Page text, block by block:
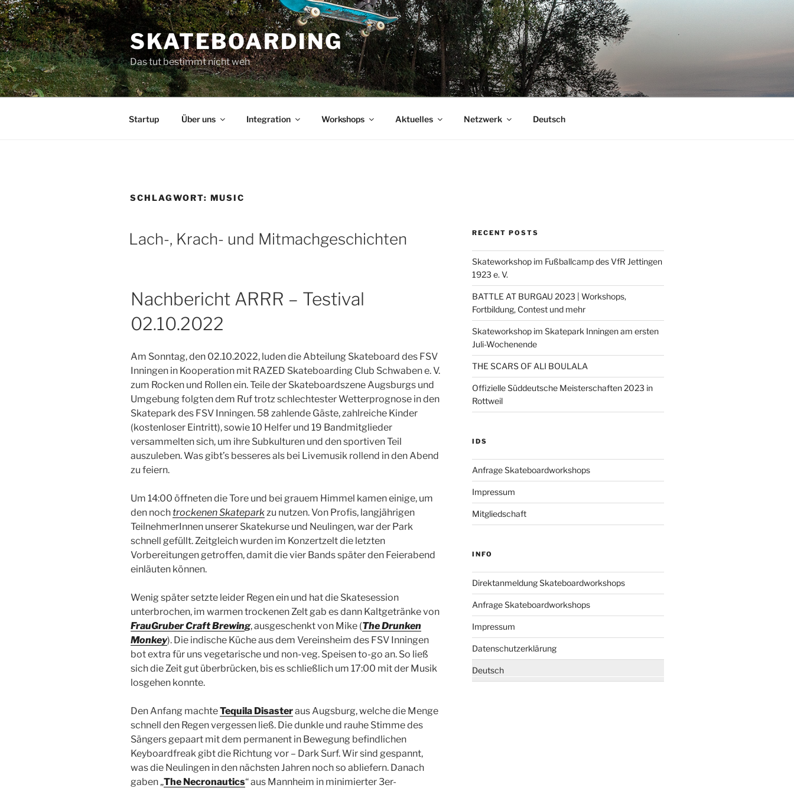
Zum
Inhalt
springen
SKATEBOARDING
Das tut bestimmt nicht weh
Startup Über uns Integration Workshops Aktuelles Netzwerk Deutsch
SCHLAGWORT: MUSIC
Lach-, Krach- und Mitmachgeschichten
Nachbericht ARRR – Testival
02.10.2022
Am Sonntag, den 02.10.2022, luden die Abteilung Skateboard des FSV
Inningen in Kooperation mit RAZED Skateboarding Club Schwaben e. V.
zum Rocken und Rollen ein. Teile der Skateboardszene Augsburgs und
Umgebung folgten dem Ruf trotz schlechtester Wetterprognose in den
Skatepark des FSV Inningen. 58 zahlende Gäste, zahlreiche Kinder
(kostenloser Eintritt), sowie 10 Helfer und 19 Bandmitglieder
versammelten sich, um ihre Subkulturen und den sportiven Teil
auszuleben. Was gibt’s besseres als bei Livemusik rollend in den Abend
zu feiern.
Um 14:00 öffneten die Tore und bei grauem Himmel kamen einige, um
den noch trockenen Skateparkzu nutzen. Von Profis, langjährigen
TeilnehmerInnen unserer Skatekurse und Neulingen, war der Park
schnell gefüllt. Zeitgleich wurden im Konzertzelt die letzten
Vorbereitungen getroffen, damit die vier Bands später den Feierabend
einläuten können.
Wenig später setzte leider Regen ein und hat die Skatesession
unterbrochen, im warmen trockenen Zelt gab es dann Kaltgetränke von
FrauGruber Craft Brewing, ausgeschenkt von Mike (The Drunken
Monkey). Die indische Küche aus dem Vereinsheim des FSV Inningen
bot extra für uns vegetarische und non-veg. Speisen to-go an. So ließ
sich die Zeit gut überbrücken, bis es schließlich um 17:00 mit der Musik
losgehen konnte.
Den Anfang machteTequila Disasteraus Augsburg, welche die Menge
schnell den Regen vergessen ließ. Die dunkle und rauhe Stimme des
Sängers gepaart mit dem permanent in Bewegung befindlichen
Keyboardfreak gibt die Richtung vor – Dark Surf. Wir sind gespannt,
was die Neulingen in den nächsten Jahren noch so abliefern. Danach
gaben „The Necronautics“ aus Mannheim in minimierter 3er-
RECENT POSTS
Skateworkshop im Fußballcamp des VfR Jettingen
1923 e. V.
BATTLE AT BURGAU 2023 | Workshops,
Fortbildung, Contest und mehr
Skateworkshop im Skatepark Inningen am ersten
Juli-Wochenende
THE SCARS OF ALI BOULALA
Offizielle Süddeutsche Meisterschaften 2023 in
Rottweil
IDS
Anfrage Skateboardworkshops
Impressum
Mitgliedschaft
INFO
Direktanmeldung Skateboardworkshops
Anfrage Skateboardworkshops
Impressum
Datenschutzerklärung
Deutsch